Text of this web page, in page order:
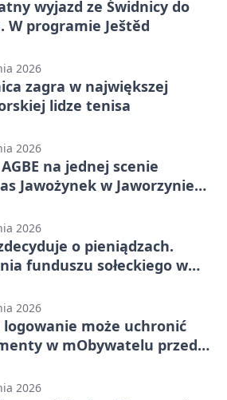
wyjazd ze Świdnicy do
W programie Ještěd
2026
zagra w największej
lidze tenisa
2026
na jednej scenie
Jawożynek w Jaworzynie
2026
o pieniądzach.
funduszu sołeckiego w
2026
logowanie może uchronić
w mObywatelu przed
2026